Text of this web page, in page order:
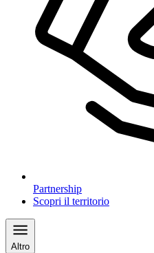
Partnership
Scopri il territorio
Altro